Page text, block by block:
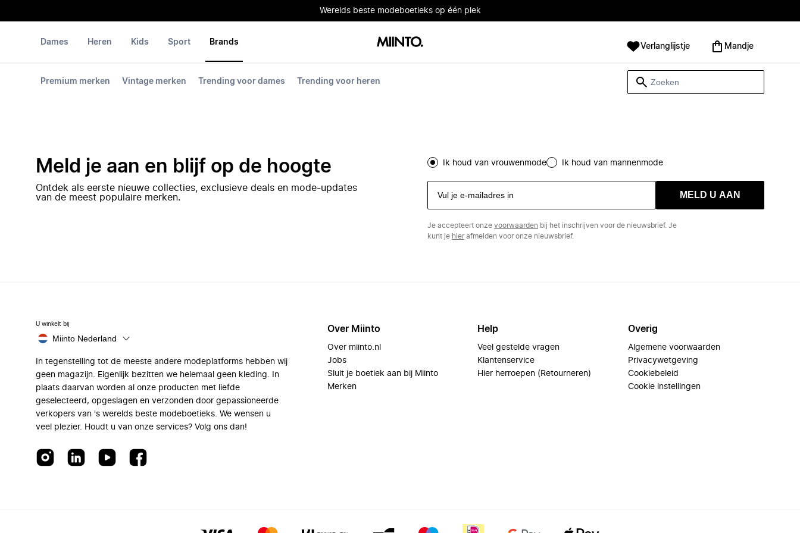
Werelds beste modeboetieks op één plek
Dames Heren Kids Sport Brands
Premium merken Vintage merken Trending voor dames Trending voor heren
Verlanglijstje Mandje
Meld je aan en blijf op de hoogte
Ontdek als eerste nieuwe collecties, exclusieve deals en mode-updates
van de meest populaire merken.
Ik houd van vrouwenmode Ik houd van mannenmode
MELD U AAN
Je accepteert onze voorwaarden bij het inschrijven voor de nieuwsbrief. Je
kunt je hierafmelden voor onze nieuwsbrief.
U winkelt bij
Miinto Nederland
In tegenstelling tot de meeste andere modeplatforms hebben wij
geen magazijn. Eigenlijk bezitten we helemaal geen kleding. In
plaats daarvan worden al onze producten met liefde
geselecteerd, opgeslagen en verzonden door gepassioneerde
verkopers van 's werelds beste modeboetieks. We wensen u
veel plezier. Houdt u van onze services? Volg ons dan!
Over Miinto
Over miinto.nl
Jobs
Sluit je boetiek aan bij Miinto
Merken
Help
Veel gestelde vragen
Klantenservice
Hier herroepen (Retourneren)
Overig
Algemene voorwaarden
Privacywetgeving
Cookiebeleid
Cookie instellingen